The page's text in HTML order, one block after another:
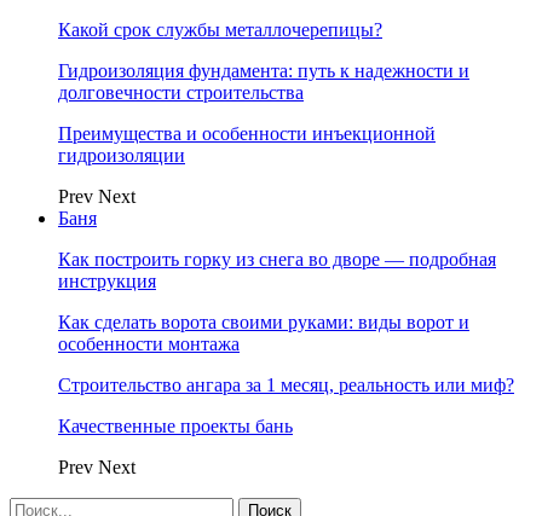
Какой срок службы металлочерепицы?
Гидроизоляция фундамента: путь к надежности и
долговечности строительства
Преимущества и особенности инъекционной
гидроизоляции
Prev Next
Баня
Как построить горку из снега во дворе — подробная
инструкция
Как сделать ворота своими руками: виды ворот и
особенности монтажа
Строительство ангара за 1 месяц, реальность или миф?
Качественные проекты бань
Prev Next